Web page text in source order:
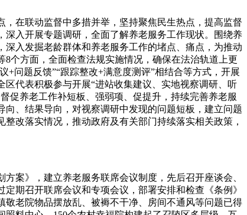
在联动监督中多措并举，坚持聚焦民生热点，提高监督
入开展专题调研，全面了解养老服务工作现状。围绕养
入发掘老龄群体和养老服务工作的堵点、痛点，为推动
个方面，全面检查法规实施情况，确保在法治轨道上更
+问题反馈”“跟踪整改+满意度测评”相结合等方式，开展
代表积极参与开展“进站收集建议、实地视察调研、听
促养老工作补短板、强弱项、促提升，持续完善养老服
、结果导向，对视察调研中发现的问题短板，建立问题
改落实情况，推动政府及有关部门持续落实相关政策，
案》，建立养老服务联席会议制度，先后召开座谈会、
期召开联席会议和专项会议，部署安排和检查《条例》
老院物品摆放乱、被褥不干净、房间不通风等问题已得